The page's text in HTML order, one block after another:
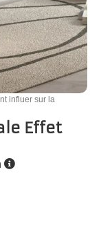
influer sur la
Effet